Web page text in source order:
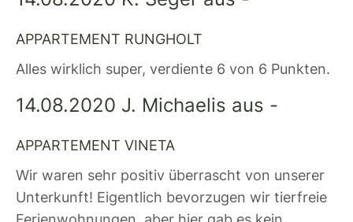
APPARTEMENT RUNGHOLT
Alles wirklich super, verdiente 6 von 6 Punkten.
14.08.2020 J. Michaelis aus -
APPARTEMENT VINETA
Wir waren sehr positiv überrascht von unserer
Unterkunft! Eigentlich bevorzugen wir tierfreie